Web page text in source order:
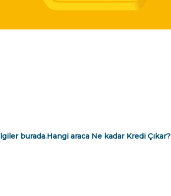
burada.Hangi araca Ne kadar Kredi Çıkar?